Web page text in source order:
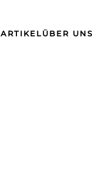
ARTIKELÜBER UNS